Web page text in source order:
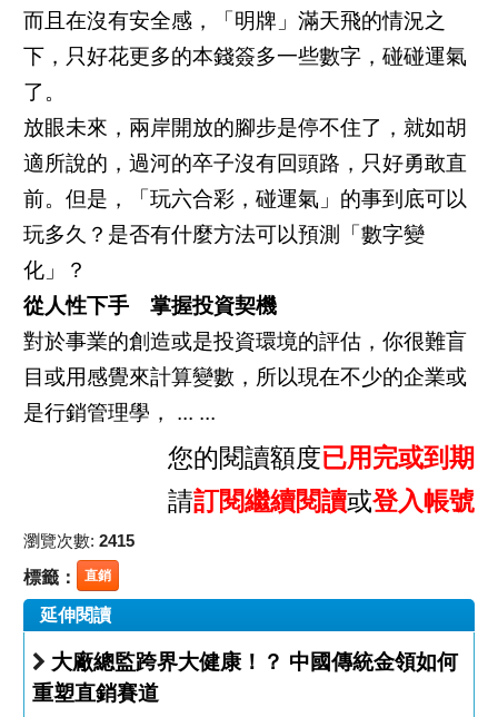
而且在沒有安全感，「明牌」滿天飛的情況之
下，只好花更多的本錢簽多一些數字，碰碰運氣
了。
放眼未來，兩岸開放的腳步是停不住了，就如胡
適所說的，過河的卒子沒有回頭路，只好勇敢直
前。但是，「玩六合彩，碰運氣」的事到底可以
玩多久？是否有什麼方法可以預測「數字變
化」？
從人性下手 掌握投資契機
對於事業的創造或是投資環境的評估，你很難盲
目或用感覺來計算變數，所以現在不少的企業或
是行銷管理學， ... ...
您的閱讀額度已用完或到期
請訂閱繼續閱讀或登入帳號
瀏覽次數: 2415
標籤： 直銷
延伸閱讀
大廠總監跨界大健康！？ 中國傳統金領如何
重塑直銷賽道